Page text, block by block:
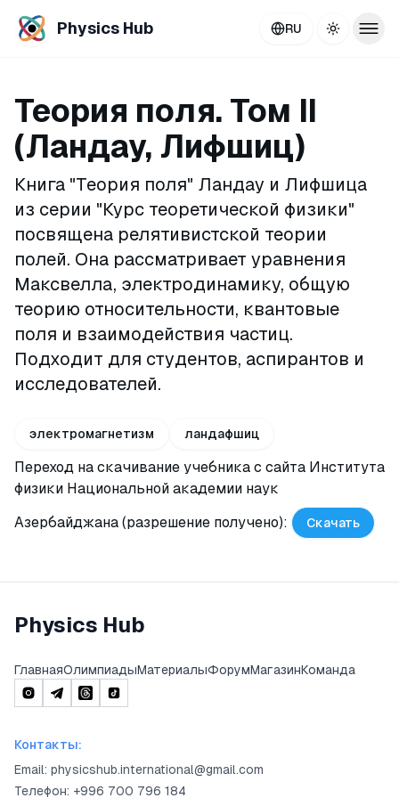
Physics Hub RU
Toggle
Теория поля. Том II
(Ландау, Лифшиц)
Книга "Теория поля" Ландау и Лифшица
из серии "Курс теоретической физики"
посвящена релятивистской теории
полей. Она рассматривает уравнения
Максвелла, электродинамику, общую
теорию относительности, квантовые
поля и взаимодействия частиц.
Подходит для студентов, аспирантов и
исследователей.
электромагнетизм ландафшиц
Переход на скачивание учебника с сайта Института
физики Национальной академии наук
Азербайджана (разрешение получено): Скачать
Physics Hub
ГлавнаяОлимпиадыМатериалыФорумМагазинКоманда
Контакты:
Email: physicshub.international@gmail.com
Телефон: +996 700 796 184